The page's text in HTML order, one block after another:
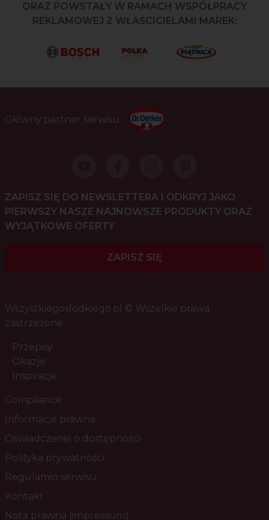
ORAZ POWSTAŁY W RAMACH WSPÓŁPRACY
REKLAMOWEJ Z WŁAŚCICIELAMI MAREK:
Główny partner serwisu
ZAPISZ SIĘ DO NEWSLETTERA I ODKRYJ JAKO
PIERWSZY NASZE NAJNOWSZE PRODUKTY ORAZ
WYJĄTKOWE OFERTY
ZAPISZ SIĘ
Wszystkiegoslodkiego.pl © Wszelkie prawa
zastrzeżone
Przepisy
Okazje
Inspiracje
Compliance
Informacje prawne
Oświadczenie o dostępności
Polityka prywatności
Regulamin serwisu
Kontakt
Nota prawna (impressum)